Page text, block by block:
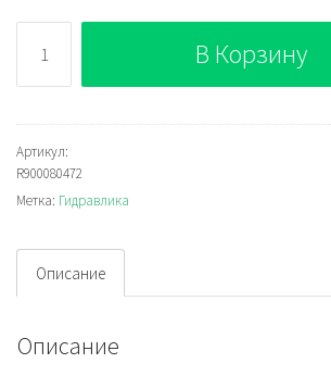
Bosch
Rexroth
R900080472
В Корзину
Артикул:
R900080472
Метка: Гидравлика
Описание
Описание